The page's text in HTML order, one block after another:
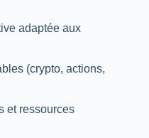
adaptée aux
(crypto, actions,
et ressources